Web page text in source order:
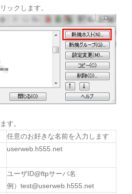
ックします。
す。
任意のお好きな名前を入力します
userweb.h555.net
ユーザID@ftpサーバ名
例）test@userweb.h555.net